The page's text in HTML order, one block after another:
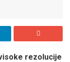
rezolucije